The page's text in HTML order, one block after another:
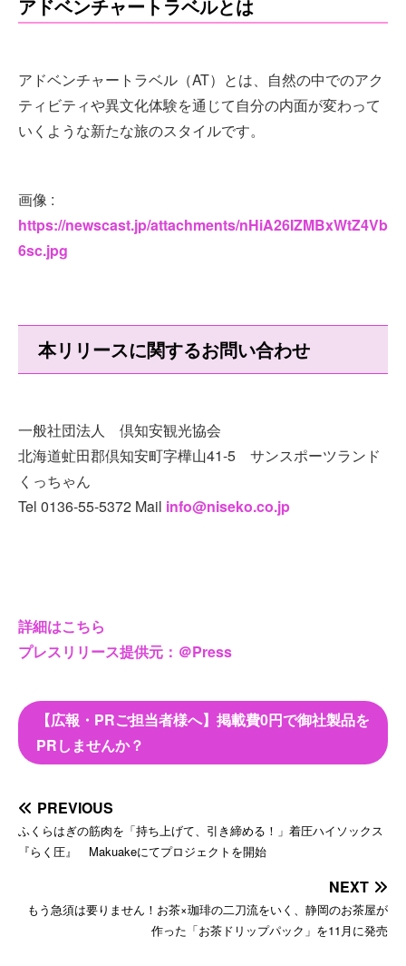
アドベンチャートラベルとは
アドベンチャートラベル（AT）とは、自然の中でのアク
ティビティや異文化体験を通じて自分の内面が変わって
いくような新たな旅のスタイルです。
画像 :
https://newscast.jp/attachments/nHiA26IZMBxWtZ4Vb
6sc.jpg
本リリースに関するお問い合わせ
一般社団法人 倶知安観光協会
北海道虻田郡倶知安町字樺山41-5 サンスポーツランド
くっちゃん
Tel 0136-55-5372 Mail info@niseko.co.jp
詳細はこちら
プレスリリース提供元：＠Press
【広報・PRご担当者様へ】掲載費0円で御社製品を
PRしませんか？
PREVIOUS
ふくらはぎの筋肉を「持ち上げて、引き締める！」着圧ハイソックス
『らく圧』 Makuakeにてプロジェクトを開始
NEXT
もう急須は要りません！お茶×珈琲の二刀流をいく、静岡のお茶屋が
作った「お茶ドリップパック」を11月に発売